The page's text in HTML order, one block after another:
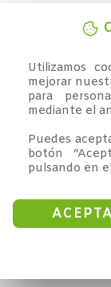
Utilizamos
mejorar
para
mediante el
Puedes
botón
pulsando en